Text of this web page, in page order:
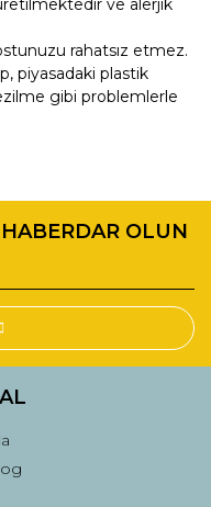
ve alerjik
rahatsız etmez.
piyasadaki plastik
gibi problemlerle
öneri formunu
OLUN